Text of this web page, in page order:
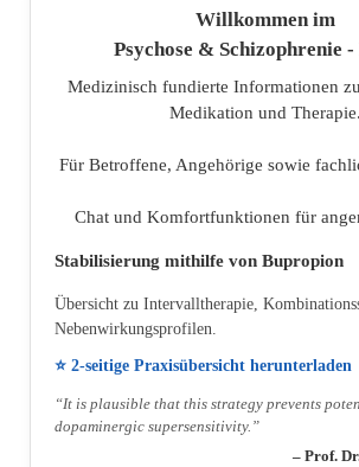
Willkommen im
Psychose & Schizophrenie
Medizinisch fundierte Informationen
Medikation und Therapie.
Für Betroffene, Angehörige sowie
Chat und Komfortfunktionen für
Stabilisierung mithilfe von Bupropion
Übersicht zu Intervalltherapie,
Nebenwirkungsprofilen.
⭐ 2‑seitige Praxisübersicht herunterladen
“It is plausible that this strategy prevents
dopaminergic supersensitivity.”
– Prof.